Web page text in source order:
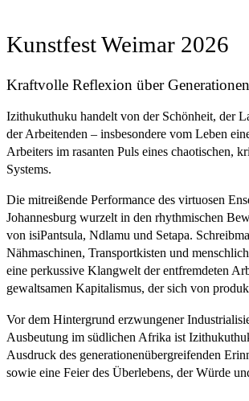
Kunstfest Weimar 2026
Kraftvolle Reflexion über
Izithukuthuku handelt von der Schönheit, der
der Arbeitenden – insbesondere vom Leben
Arbeiters im rasanten Puls eines chaotischen,
Systems.
Die mitreißende Performance des virtuosen
Johannesburg wurzelt in den rhythmischen
von isiPantsula, Ndlamu und Setapa.
Nähmaschinen, Transportkisten und
eine perkussive Klangwelt der entfremdeten
gewaltsamen Kapitalismus, der sich von
Vor dem Hintergrund erzwungener
Ausbeutung im südlichen Afrika ist
Ausdruck des generationenübergreifenden
sowie eine Feier des Überlebens, der Würde